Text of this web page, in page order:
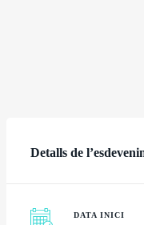
Detalls de
DATA INICI